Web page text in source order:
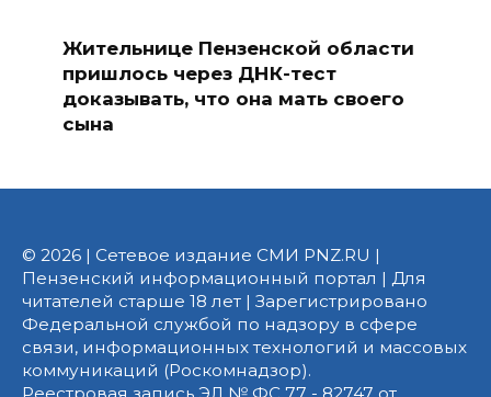
Жительнице Пензенской области
пришлось через ДНК-тест
доказывать, что она мать своего
сына
© 2026 | Сетевое издание СМИ PNZ.RU |
Пензенский информационный портал | Для
читателей старше 18 лет | Зарегистрировано
Федеральной службой по надзору в сфере
связи, информационных технологий и массовых
коммуникаций (Роскомнадзор).
Реестровая запись ЭЛ № ФС 77 - 82747 от